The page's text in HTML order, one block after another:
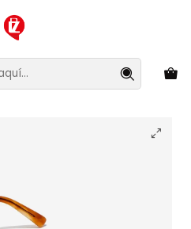
antes de que la oferta termine!
Lentes de Sol
Tribe HTRI23WWX0